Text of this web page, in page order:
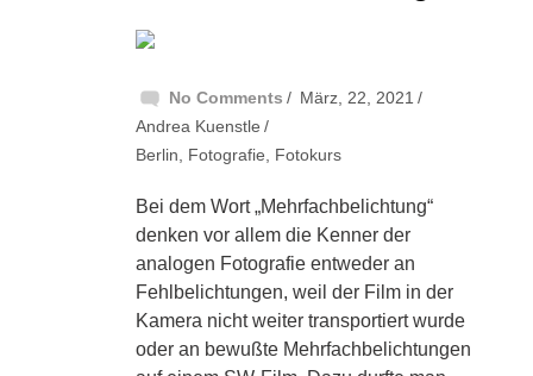
No Comments
März, 22, 2021
Andrea Kuenstle
Berlin, Fotografie, Fotokurs
Bei dem Wort „Mehrfachbelichtung“
denken vor allem die Kenner der
analogen Fotografie entweder an
Fehlbelichtungen, weil der Film in der
Kamera nicht weiter transportiert wurde
oder an bewußte Mehrfachbelichtungen